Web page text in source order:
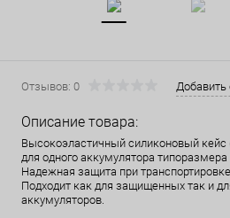
Отзывов: 0 Добавить
Описание товара:
Высокоэластичный силиконовый кейс
для одного аккумулятора типоразмера
Надежная защита при
Подходит как для защищенных так и
аккумуляторов.